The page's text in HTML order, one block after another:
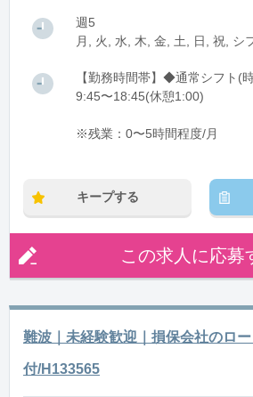
週5
月, 火, 水, 木, 金, 土, 日, 祝, シ
【勤務時間帯】◆通常シフト(
9:45〜18:45(休憩1:00)
※残業：0〜5時間程度/月
キープする
この求人に応募
難波｜未経験歓迎｜損保会社のロ
付/H133565